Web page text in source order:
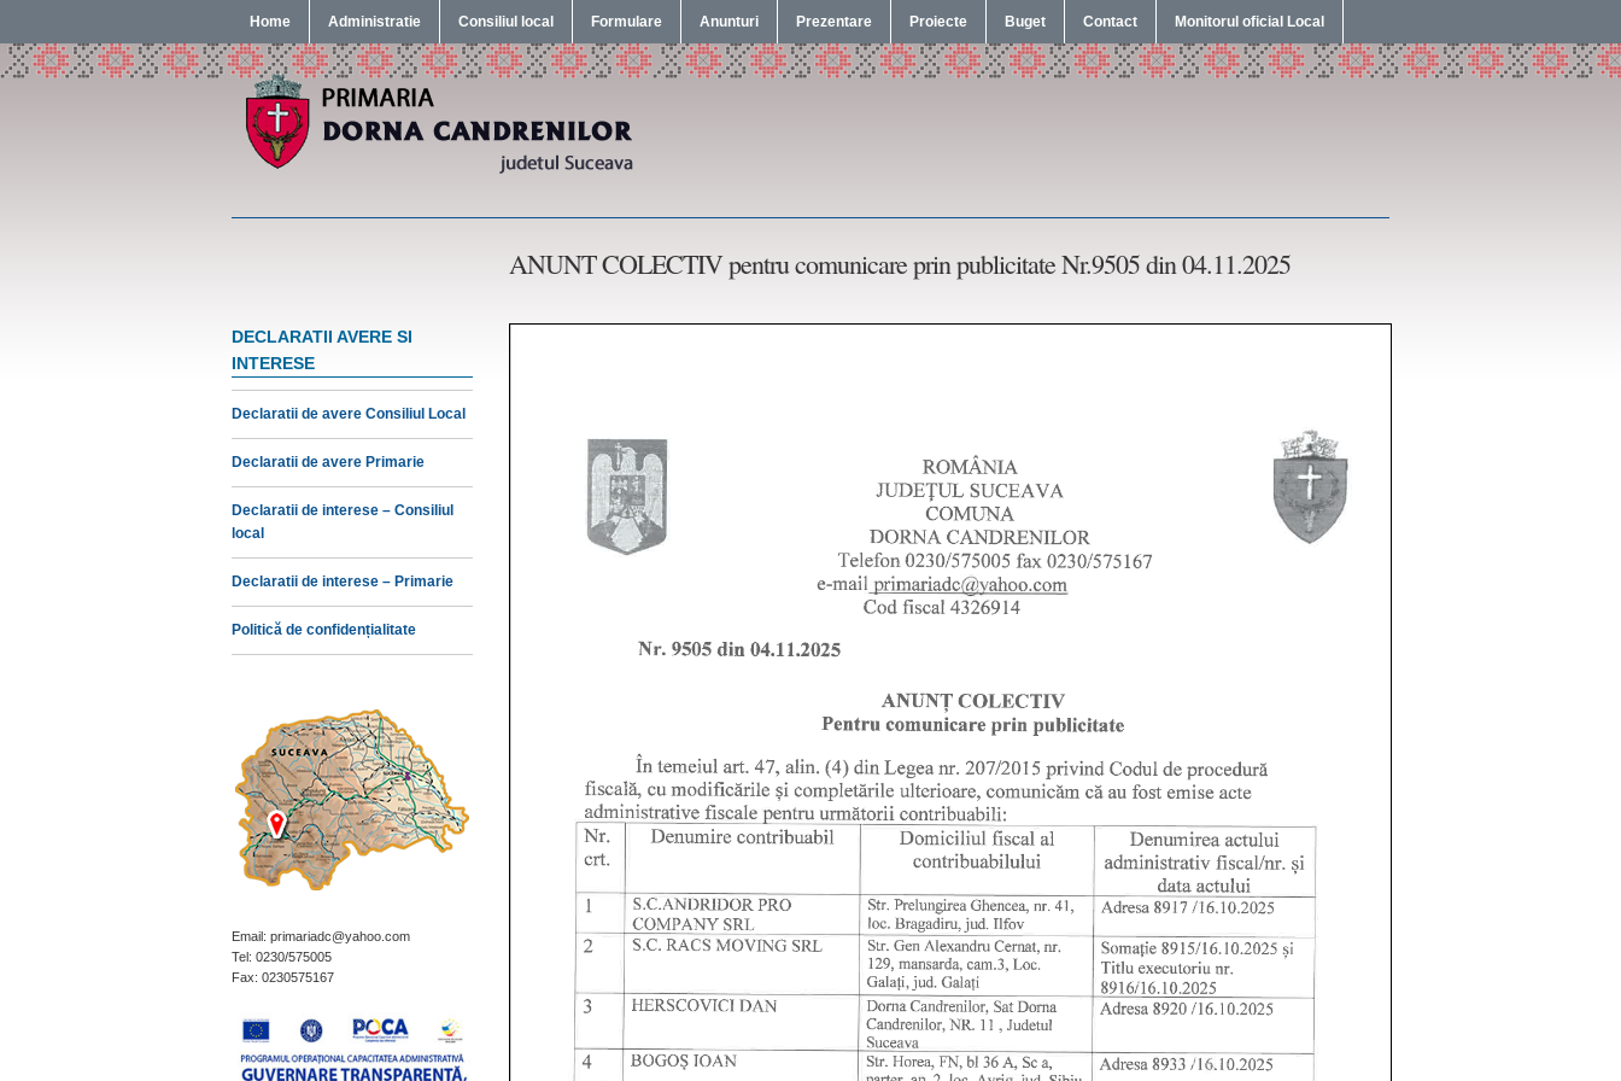
Home Administratie Consiliul local Formulare Anunturi Prezentare Proiecte Buget Contact Monitorul oficial Local
ANUNT COLECTIV pentru comunicare prin publicitate Nr.9505 din 04.11.2025
DECLARATII AVERE SI
INTERESE
Declaratii de avere Consiliul Local
Declaratii de avere Primarie
Declaratii de interese – Consiliul
local
Declaratii de interese – Primarie
Politică de confidențialitate
Email: primariadc@yahoo.com
Tel: 0230/575005
Fax: 0230575167